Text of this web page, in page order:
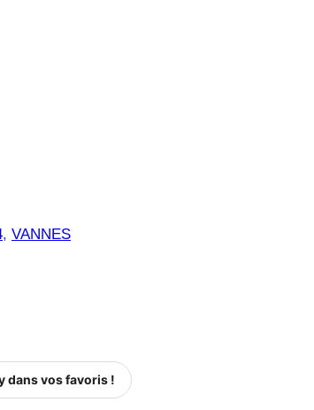
, VANNES
dans vos favoris !